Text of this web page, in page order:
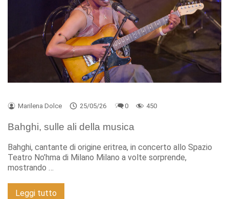
Marilena Dolce 25/05/26 0 450
Bahghi, sulle ali della musica
Bahghi, cantante di origine eritrea, in concerto allo Spazio
Teatro No’hma di Milano Milano a volte sorprende,
mostrando …
Leggi tutto